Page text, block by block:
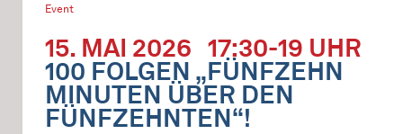
Event
15. MAI 2026 17:30-19 UHR
100 FOLGEN „FÜNFZEHN
MINUTEN ÜBER DEN
FÜNFZEHNTEN“!